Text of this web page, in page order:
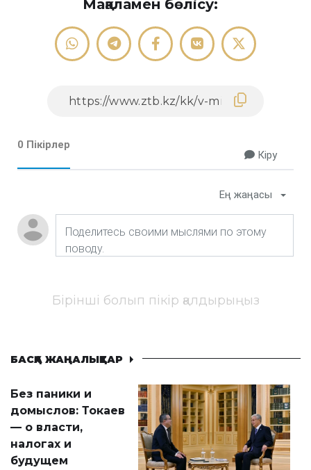
Мақаламен бөлісу:
0 Пікірлер
Кіру
Ең жаңасы
Бірінші болып пікір қалдырыңыз
БАСҚА ЖАҢАЛЫҚТАР
Без паники и
домыслов: Токаев
— о власти,
налогах и
будущем